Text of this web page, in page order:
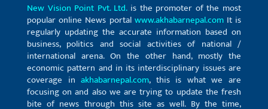
New Vision Point Pvt. Ltd.is the promoter of the most
popular online News portal www.akhabarnepal.comIt is
regularly updating the accurate information based on
business, politics and social activities of national /
international arena. On the other hand, mostly the
economic pattern and in its interdisciplinary issues are
coverage inakhabarnepal.com, this is what we are
focusing on and also we are trying to update the fresh
bite of news through this site as well. By the time,